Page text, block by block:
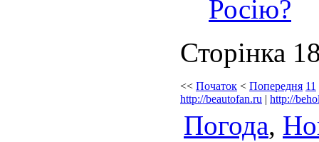
Росію?
Сторінка
<< Початок < Попередня 11
http://beautofan.ru | http://
Погода,